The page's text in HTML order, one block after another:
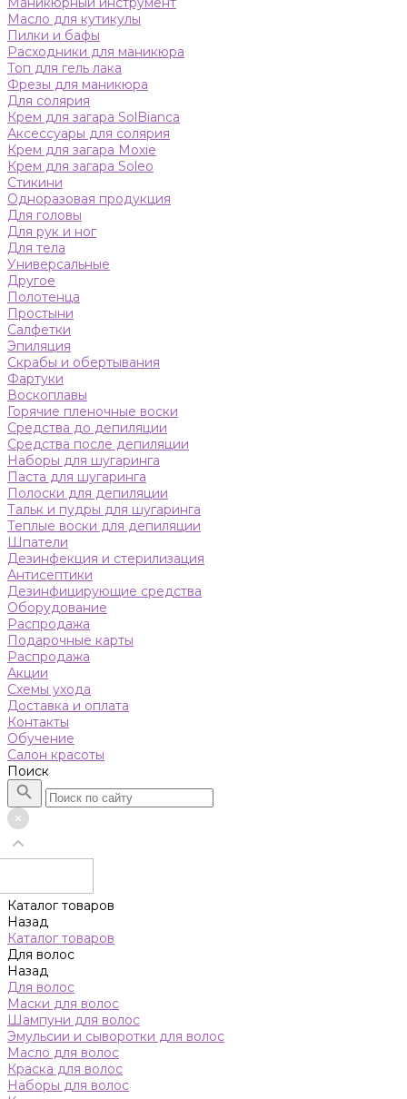
Масло для кутикулы
Пилки и бафы
Расходники для маникюра
Топ для гель лака
Фрезы для маникюра
Для солярия
Крем для загара SolBianca
Аксессуары для солярия
Крем для загара Moxie
Крем для загара Soleo
Стикини
Одноразовая продукция
Для головы
Для рук и ног
Для тела
Универсальные
Другое
Полотенца
Простыни
Салфетки
Эпиляция
Скрабы и обертывания
Фартуки
Воскоплавы
Горячие пленочные воски
Средства до депиляции
Средства после депиляции
Наборы для шугаринга
Паста для шугаринга
Полоски для депиляции
Тальк и пудры для шугаринга
Теплые воски для депиляции
Шпатели
Дезинфекция и стерилизация
Антисептики
Дезинфицирующие средства
Оборудование
Распродажа
Подарочные карты
Распродажа
Акции
Схемы ухода
Доставка и оплата
Контакты
Обучение
Салон красоты
Поиск
Каталог товаров
Назад
Каталог товаров
Для волос
Назад
Для волос
Маски для волос
Шампуни для волос
Эмульсии и сыворотки для волос
Масло для волос
Краска для волос
Наборы для волос